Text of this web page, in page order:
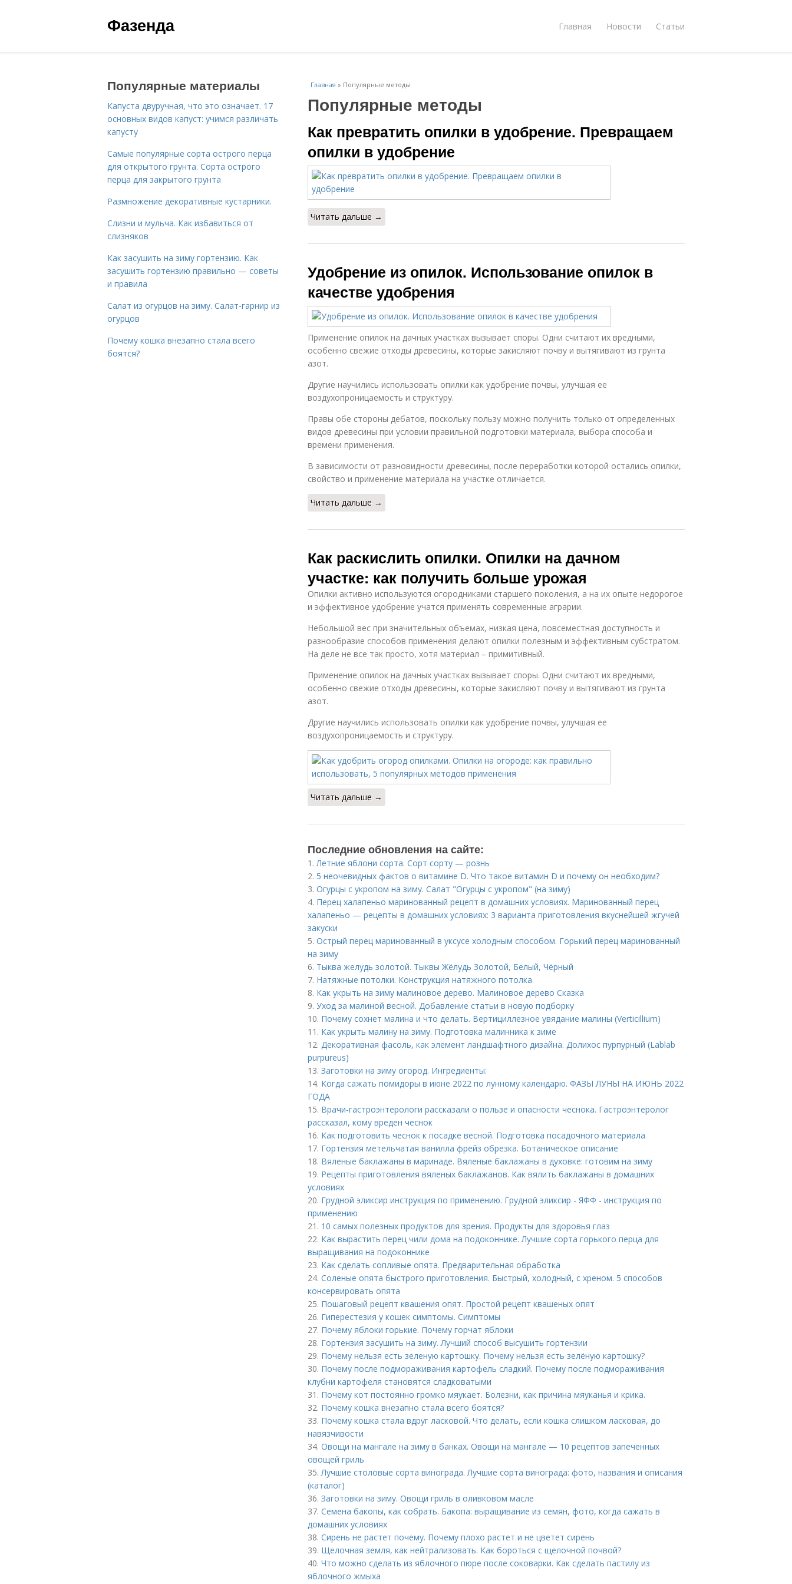
Фазенда Главная Новости Статьи
Главная » Популярные методы
Популярные методы
Как превратить опилки в удобрение. Превращаем
опилки в удобрение
Читать дальше →
Удобрение из опилок. Использование опилок в
качестве удобрения
Применение опилок на дачных участках вызывает споры. Одни считают их вредными,
особенно свежие отходы древесины, которые закисляют почву и вытягивают из грунта
азот.
Другие научились использовать опилки как удобрение почвы, улучшая ее
воздухопроницаемость и структуру.
Правы обе стороны дебатов, поскольку пользу можно получить только от определенных
видов древесины при условии правильной подготовки материала, выбора способа и
времени применения.
В зависимости от разновидности древесины, после переработки которой остались опилки,
свойство и применение материала на участке отличается.
Читать дальше →
Как раскислить опилки. Опилки на дачном
участке: как получить больше урожая
Опилки активно используются огородниками старшего поколения, а на их опыте недорогое
и эффективное удобрение учатся применять современные аграрии.
Небольшой вес при значительных объемах, низкая цена, повсеместная доступность и
разнообразие способов применения делают опилки полезным и эффективным субстратом.
На деле не все так просто, хотя материал – примитивный.
Применение опилок на дачных участках вызывает споры. Одни считают их вредными,
особенно свежие отходы древесины, которые закисляют почву и вытягивают из грунта
азот.
Другие научились использовать опилки как удобрение почвы, улучшая ее
воздухопроницаемость и структуру.
Читать дальше →
Последние обновления на сайте:
1.Летние яблони сорта. Сорт сорту — рознь
2. 5 неочевидных фактов о витамине D. Что такое витамин D и почему он необходим?
3. Огурцы с укропом на зиму. Салат "Огурцы с укропом" (на зиму)
4. Перец халапеньо маринованный рецепт в домашних условиях. Маринованный перец
халапеньо — рецепты в домашних условиях: 3 варианта приготовления вкуснейшей жгучей
закуски
5. Острый перец маринованный в уксусе холодным способом. Горький перец маринованный
на зиму
6. Тыква желудь золотой. Тыквы Жёлудь Золотой, Белый, Чёрный
7. Натяжные потолки. Конструкция натяжного потолка
8. Как укрыть на зиму малиновое дерево. Малиновое дерево Сказка
9. Уход за малиной весной. Добавление статьи в новую подборку
10. Почему сохнет малина и что делать. Вертициллезное увядание малины (Verticillium)
11. Как укрыть малину на зиму. Подготовка малинника к зиме
12. Декоративная фасоль, как элемент ландшафтного дизайна. Долихос пурпурный (Lablab
purpureus)
13. Заготовки на зиму огород. Ингредиенты:
14. Когда сажать помидоры в июне 2022 по лунному календарю. ФАЗЫ ЛУНЫ НА ИЮНЬ 2022
ГОДА
15. Врачи-гастроэнтерологи рассказали о пользе и опасности чеснока. Гастроэнтеролог
рассказал, кому вреден чеснок
16. Как подготовить чеснок к посадке весной. Подготовка посадочного материала
17. Гортензия метельчатая ванилла фрейз обрезка. Ботаническое описание
18. Вяленые баклажаны в маринаде. Вяленые баклажаны в духовке: готовим на зиму
19. Рецепты приготовления вяленых баклажанов. Как вялить баклажаны в домашних
условиях
20. Грудной эликсир инструкция по применению. Грудной эликсир - ЯФФ - инструкция по
применению
21. 10 самых полезных продуктов для зрения. Продукты для здоровья глаз
22. Как вырастить перец чили дома на подоконнике. Лучшие сорта горького перца для
выращивания на подоконнике
23. Как сделать сопливые опята. Предварительная обработка
24. Соленые опята быстрого приготовления. Быстрый, холодный, с хреном. 5 способов
консервировать опята
25. Пошаговый рецепт квашения опят. Простой рецепт квашеных опят
26. Гиперестезия у кошек симптомы. Симптомы
27. Почему яблоки горькие. Почему горчат яблоки
28. Гортензия засушить на зиму. Лучший способ высушить гортензии
29. Почему нельзя есть зеленую картошку. Почему нельзя есть зелёную картошку?
30. Почему после подмораживания картофель сладкий. Почему после подмораживания
клубни картофеля становятся сладковатыми
31. Почему кот постоянно громко мяукает. Болезни, как причина мяуканья и крика.
32. Почему кошка внезапно стала всего боятся?
33. Почему кошка стала вдруг ласковой. Что делать, если кошка слишком ласковая, до
навязчивости
34. Овощи на мангале на зиму в банках. Овощи на мангале — 10 рецептов запеченных
овощей гриль
35.Лучшие столовые сорта винограда. Лучшие сорта винограда: фото, названия и описания
(каталог)
36. Заготовки на зиму. Овощи гриль в оливковом масле
37. Семена бакопы, как собрать. Бакопа: выращивание из семян, фото, когда сажать в
домашних условиях
38. Сирень не растет почему. Почему плохо растет и не цветет сирень
39. Щелочная земля, как нейтрализовать. Как бороться с щелочной почвой?
40. Что можно сделать из яблочного пюре после соковарки. Как сделать пастилу из
яблочного жмыха
Популярные материалы
Капуста двуручная, что это означает. 17
основных видов капуст: учимся различать
капусту
Самые популярные сорта острого перца
для открытого грунта. Сорта острого
перца для закрытого грунта
Размножение декоративные кустарники.
Слизни и мульча. Как избавиться от
слизняков
Как засушить на зиму гортензию. Как
засушить гортензию правильно — советы
и правила
Салат из огурцов на зиму. Салат-гарнир из
огурцов
Почему кошка внезапно стала всего
боятся?